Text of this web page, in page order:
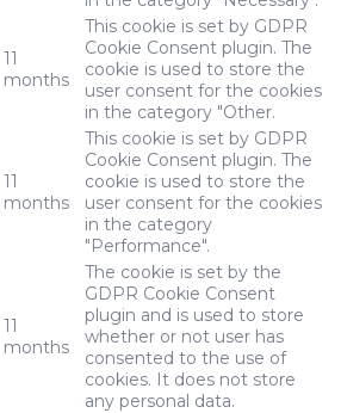
11
months
This cookie is set by GDPR
Cookie Consent plugin. The
cookie is used to store the
user consent for the cookies
in the category "Other.
11
months
This cookie is set by GDPR
Cookie Consent plugin. The
cookie is used to store the
user consent for the cookies
in the category
"Performance".
11
months
The cookie is set by the
GDPR Cookie Consent
plugin and is used to store
whether or not user has
consented to the use of
cookies. It does not store
any personal data.